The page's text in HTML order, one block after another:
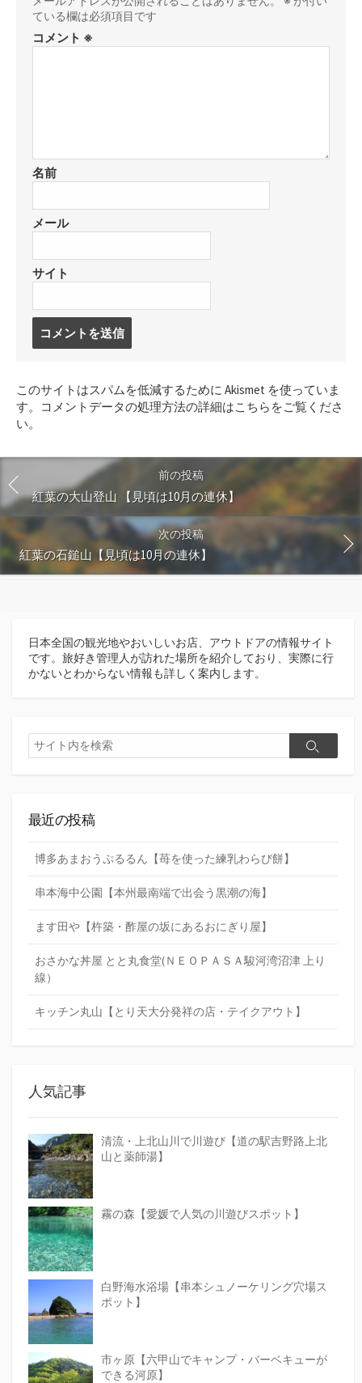
ている欄は必須項目です
コメント ※
名前
メール
サイト
す
る
このサイトはスパムを低減するために Akismet を使っていま
す。
コメントデータの処理方法の詳細はこちらをご覧くださ
い。
前の投稿
紅葉の大山登山 【見頃は10月の連休】
次の投稿
紅葉の石鎚山【見頃は10月の連休】
日本全国の観光地やおいしいお店、アウトドアの情報サイト
です。旅好き管理人が訪れた場所を紹介しており、実際に行
かないとわからない情報も詳しく案内します。
検
索
検
最近の投稿
博多あまおうぷるるん【苺を使った練乳わらび餅】
串本海中公園【本州最南端で出会う黒潮の海】
ます田や【杵築・酢屋の坂にあるおにぎり屋】
おさかな丼屋 とと丸食堂(ＮＥＯＰＡＳＡ駿河湾沼津 上り
線）
キッチン丸山【とり天大分発祥の店・テイクアウト】
人気記事
清流・上北山川で川遊び【道の駅吉野路上北
山と薬師湯】
霧の森【愛媛で人気の川遊びスポット】
白野海水浴場【串本シュノーケリング穴場ス
ポット】
市ヶ原【六甲山でキャンプ・バーベキューが
できる河原】